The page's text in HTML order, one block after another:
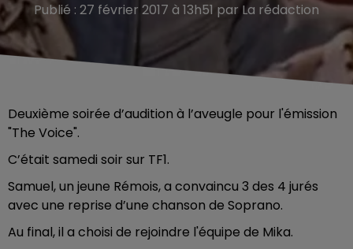
Publié : 27 février 2017 à 13h51 par La rédaction
Deuxième soirée d’audition à l’aveugle pour l'émission
"The Voice".
C’était samedi soir sur TF1.
Samuel, un jeune Rémois, a convaincu 3 des 4 jurés
avec une reprise d’une chanson de Soprano.
Au final, il a choisi de rejoindre l'équipe de Mika.